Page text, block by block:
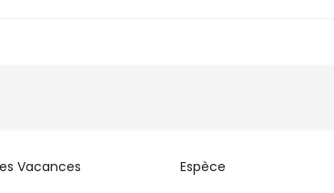
Vacances Espèce